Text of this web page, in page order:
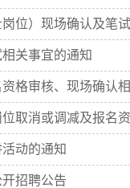
位）现场确认及笔
关事宜的通知
格审核、现场确认
取消或调减及报名
动的通知
招聘公告